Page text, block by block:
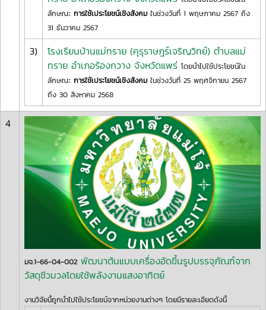
ลักษณะ การใช้เประโยชน์เชิงสังคม ในช่วงวันที่ 1 พฤษภาคม 2567 ถึง
31 ธันวาคม 2567
3)
โรงเรียนบ้านแม่ทราย (คุรุราษฎร์เจริญวิทย์) ตำบลแม่
ทราย อำเภอร้องกวาง จังหวัดแพร่ โดยนำไปใช้ประโยชน์ใน
ลักษณะ การใช้เประโยชน์เชิงสังคม ในช่วงวันที่ 25 พฤศจิกายน 2567
ถึง 30 สิงหาคม 2568
4
มจ.1-66-04-002 พัฒนาต้นแบบเครื่องอัดขึ้นรูปบรรจุภัณฑ์จาก
วัสดุชีวมวลโดยใช้พลังงานแสงอาทิตย์
งานวิจัยนี้ถูกนำไปใช้ประโยชน์จากหน่วยงานต่างๆ โดยมีรายละเอียดดังนี้